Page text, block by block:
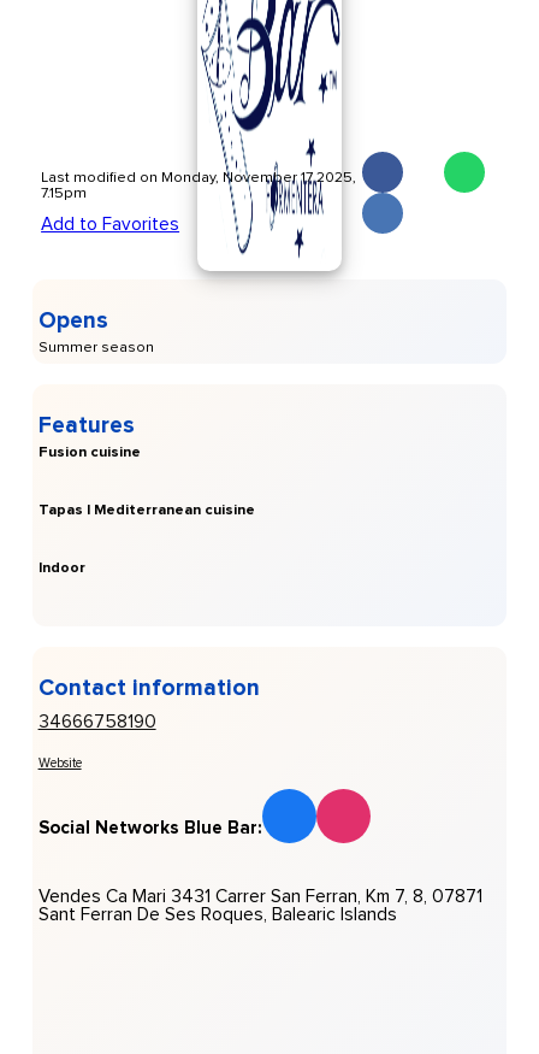
Last modified on Monday, November 17 2025,
7.15pm
Add to Favorites
Opens
Summer season
Features
Fusion cuisine
Tapas | Mediterranean cuisine
Indoor
Contact information
34666758190
Website
Social Networks Blue Bar:
Vendes Ca Mari 3431 Carrer San Ferran, Km 7, 8, 07871
Sant Ferran De Ses Roques, Balearic Islands